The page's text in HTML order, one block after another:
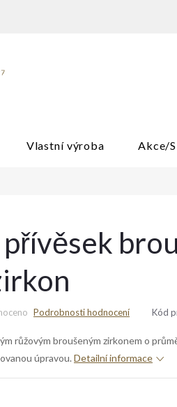
Vlastní výroba Akce/
Podrobnosti hodnocení Kód
růžovým broušeným zirkonem o
úpravou. Detailní informace